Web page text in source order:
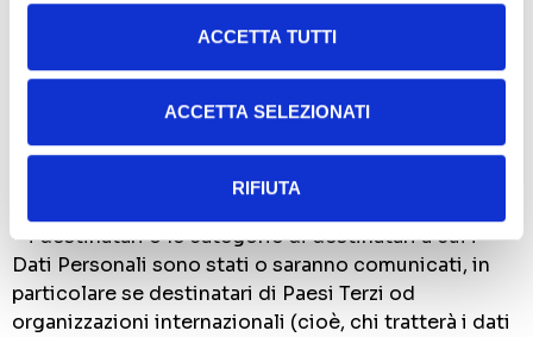
ACCETTA TUTTI
ACCETTA SELEZIONATI
RIFIUTA
importanti diritti, che sono previsti e disciplinati
dalla normativa, per sapere:
– le finalità e modalità del trattamento (cioè, lo
scopo indicato al paragrafo 4);
– le categorie di Dati Personali (cioè, che tipo di dati
– i destinatari o le categorie di destinatari a cui i
Dati Personali sono stati o saranno comunicati, in
particolare se destinatari di Paesi Terzi od
organizzazioni internazionali (cioè, chi tratterà i dati